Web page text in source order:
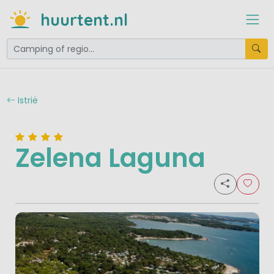
huurtent.nl
Istrië
Zelena Laguna